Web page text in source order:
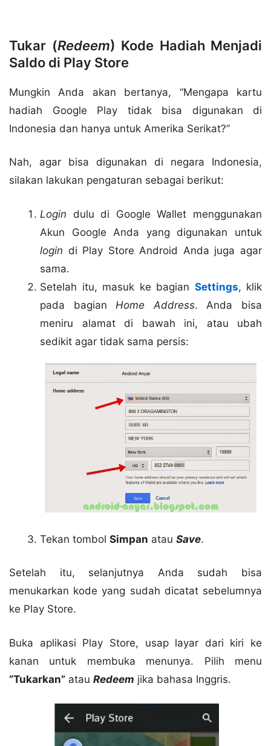
Tukar (Redeem) Kode Hadiah Menjadi
Saldo di Play Store
Mungkin Anda akan bertanya, “Mengapa kartu
hadiah Google Play tidak bisa digunakan di
Indonesia dan hanya untuk Amerika Serikat?”
Nah, agar bisa digunakan di negara Indonesia,
silakan lakukan pengaturan sebagai berikut:
Login dulu di Google Wallet menggunakan
Akun Google Anda yang digunakan untuk
login di Play Store Android Anda juga agar
sama.
Setelah itu, masuk ke bagian Settings, klik
pada bagian Home Address. Anda bisa
meniru alamat di bawah ini, atau ubah
sedikit agar tidak sama persis:
Tekan tombol Simpan atau Save.
Setelah itu, selanjutnya Anda sudah bisa
menukarkan kode yang sudah dicatat sebelumnya
ke Play Store.
Buka aplikasi Play Store, usap layar dari kiri ke
kanan untuk membuka menunya. Pilih menu
“Tukarkan” atau Redeem jika bahasa Inggris.